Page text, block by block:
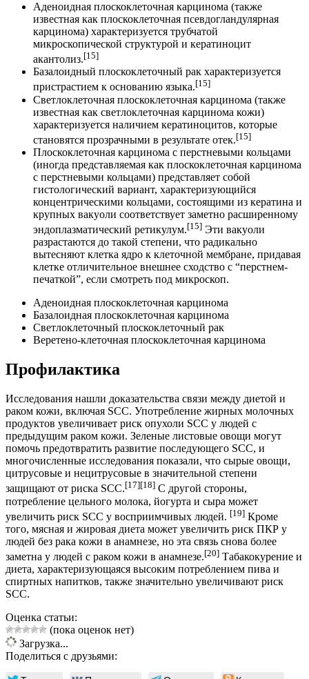
Аденоидная плоскоклеточная карцинома (также
известная как плоскоклеточная псевдогландулярная
карцинома) характеризуется трубчатой ​​
микроскопической структурой и кератиноцит
акантолиз.[15]
Базалоидный плоскоклеточный рак характеризуется
пристрастием к основанию языка.[15]
Светлоклеточная плоскоклеточная карцинома (также
известная как светлоклеточная карцинома кожи)
характеризуется наличием кератиноцитов, которые
становятся прозрачными в результате отек.[15]
Плоскоклеточная карцинома с перстневыми кольцами
(иногда представляемая как плоскоклеточная карцинома
с перстневыми кольцами) представляет собой
гистологический вариант, характеризующийся
концентрическими кольцами, состоящими из кератина и
крупных вакуоли соответствует заметно расширенному
эндоплазматический ретикулум.[15] Эти вакуоли
разрастаются до такой степени, что радикально
вытесняют клетка ядро к клеточной мембране, придавая
клетке отличительное внешнее сходство с “перстнем-
печаткой”, если смотреть под микроскоп.
Аденоидная плоскоклеточная карцинома
Базалоидная плоскоклеточная карцинома
Светлоклеточный плоскоклеточный рак
Веретено-клеточная плоскоклеточная карцинома
Профилактика
Исследования нашли доказательства связи между диетой и
раком кожи, включая SCC. Употребление жирных молочных
продуктов увеличивает риск опухоли SCC у людей с
предыдущим раком кожи. Зеленые листовые овощи могут
помочь предотвратить развитие последующего SCC, и
многочисленные исследования показали, что сырые овощи,
цитрусовые и нецитрусовые в значительной степени
защищают от риска SCC.[17][18] С другой стороны,
потребление цельного молока, йогурта и сыра может
увеличить риск SCC у восприимчивых людей. [19] Кроме
того, мясная и жировая диета может увеличить риск ПКР у
людей без рака кожи в анамнезе, но эта связь снова более
заметна у людей с раком кожи в анамнезе.[20] Табакокурение и
диета, характеризующаяся высоким потреблением пива и
спиртных напитков, также значительно увеличивают риск
SCC.
Оценка статьи:
(пока оценок нет)
Загрузка...
Поделиться с друзьями: